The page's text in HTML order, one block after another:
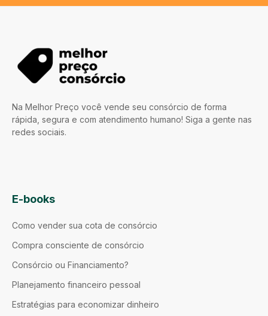
Na Melhor Preço você vende seu consórcio de forma
rápida, segura e com atendimento humano! Siga a gente nas
redes sociais.
E-books
Como vender sua cota de consórcio
Compra consciente de consórcio
Consórcio ou Financiamento?
Planejamento financeiro pessoal
Estratégias para economizar dinheiro